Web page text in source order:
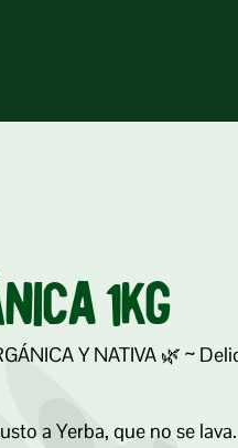
1kg
Y NATIVA 🌿 ~
a Yerba, que no se lava.